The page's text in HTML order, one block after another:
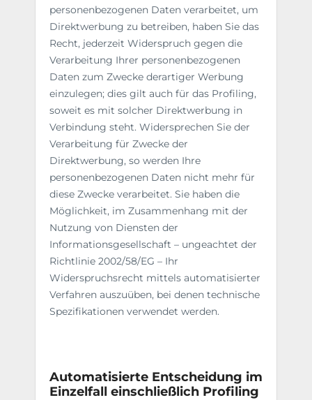
personenbezogenen Daten verarbeitet, um
Direktwerbung zu betreiben, haben Sie das
Recht, jederzeit Widerspruch gegen die
Verarbeitung Ihrer personenbezogenen
Daten zum Zwecke derartiger Werbung
einzulegen; dies gilt auch für das Profiling,
soweit es mit solcher Direktwerbung in
Verbindung steht. Widersprechen Sie der
Verarbeitung für Zwecke der
Direktwerbung, so werden Ihre
personenbezogenen Daten nicht mehr für
diese Zwecke verarbeitet. Sie haben die
Möglichkeit, im Zusammenhang mit der
Nutzung von Diensten der
Informationsgesellschaft – ungeachtet der
Richtlinie 2002/58/EG – Ihr
Widerspruchsrecht mittels automatisierter
Verfahren auszuüben, bei denen technische
Spezifikationen verwendet werden.
Automatisierte Entscheidung im
Einzelfall einschließlich Profiling